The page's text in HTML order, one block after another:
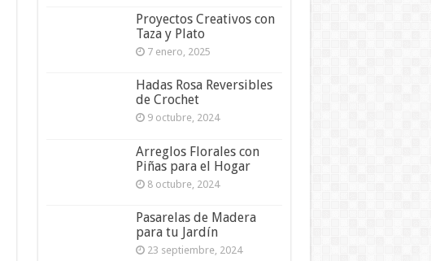
Proyectos Creativos con
Taza y Plato
7 enero, 2025
Hadas Rosa Reversibles
de Crochet
9 octubre, 2024
Arreglos Florales con
Piñas para el Hogar
8 octubre, 2024
Pasarelas de Madera
para tu Jardín
23 septiembre, 2024